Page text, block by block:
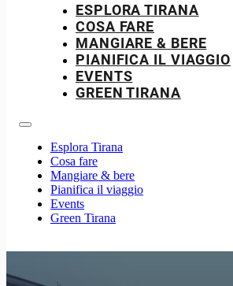
ESPLORA TIRANA
COSA FARE
MANGIARE & BERE
PIANIFICA IL VIAGGIO
EVENTS
GREEN TIRANA
Esplora Tirana
Cosa fare
Mangiare & bere
Pianifica il viaggio
Events
Green Tirana